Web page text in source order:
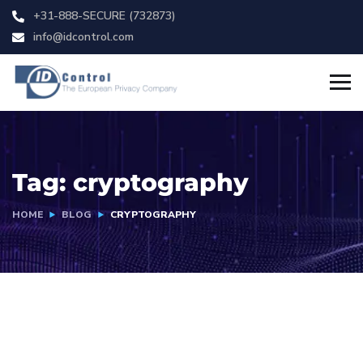
+31-888-SECURE (732873)
info@idcontrol.com
Tag: cryptography
HOME BLOG CRYPTOGRAPHY